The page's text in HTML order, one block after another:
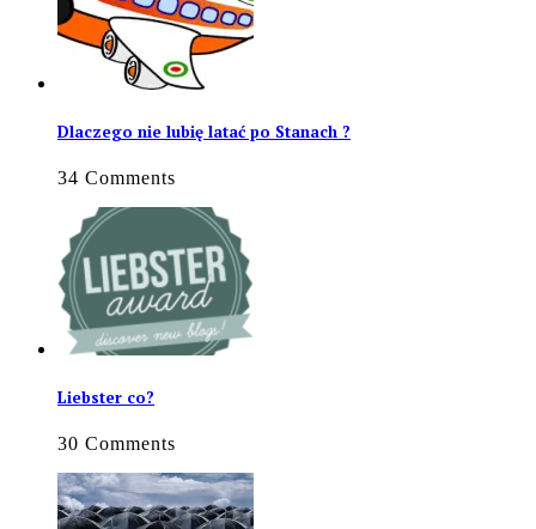
Dlaczego nie lubię latać po Stanach ?
34 Comments
Liebster co?
30 Comments